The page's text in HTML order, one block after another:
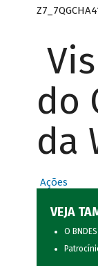
do
da
Ações
VEJA
O